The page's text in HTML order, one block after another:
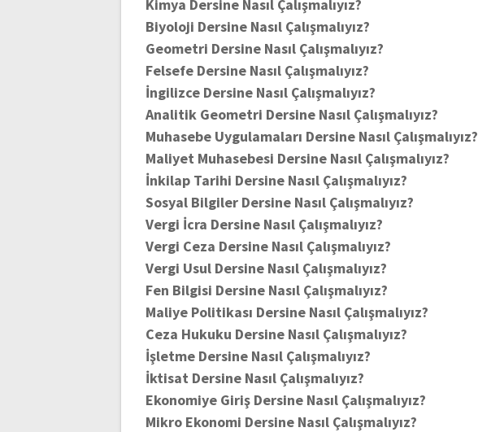
Kimya Dersine Nasıl Çalışmalıyız?
Biyoloji Dersine Nasıl Çalışmalıyız?
Geometri Dersine Nasıl Çalışmalıyız?
Felsefe Dersine Nasıl Çalışmalıyız?
İngilizce Dersine Nasıl Çalışmalıyız?
Analitik Geometri Dersine Nasıl Çalışmalıyız?
Muhasebe Uygulamaları Dersine Nasıl Çalışmalıyız?
Maliyet Muhasebesi Dersine Nasıl Çalışmalıyız?
İnkilap Tarihi Dersine Nasıl Çalışmalıyız?
Sosyal Bilgiler Dersine Nasıl Çalışmalıyız?
Vergi İcra Dersine Nasıl Çalışmalıyız?
Vergi Ceza Dersine Nasıl Çalışmalıyız?
Vergi Usul Dersine Nasıl Çalışmalıyız?
Fen Bilgisi Dersine Nasıl Çalışmalıyız?
Maliye Politikası Dersine Nasıl Çalışmalıyız?
Ceza Hukuku Dersine Nasıl Çalışmalıyız?
İşletme Dersine Nasıl Çalışmalıyız?
İktisat Dersine Nasıl Çalışmalıyız?
Ekonomiye Giriş Dersine Nasıl Çalışmalıyız?
Mikro Ekonomi Dersine Nasıl Çalışmalıyız?